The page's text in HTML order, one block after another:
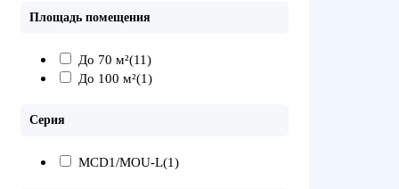
Площадь помещения
До 70 м²(11)
До 100 м²(1)
Серия
MCD1/MOU-L(1)